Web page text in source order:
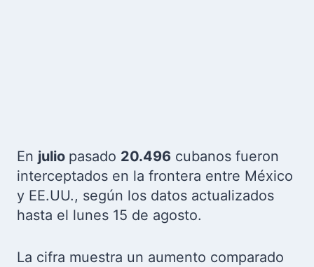
En julio pasado 20.496 cubanos fueron
interceptados en la frontera entre México
y EE.UU., según los datos actualizados
hasta el lunes 15 de agosto.
La cifra muestra un aumento comparado